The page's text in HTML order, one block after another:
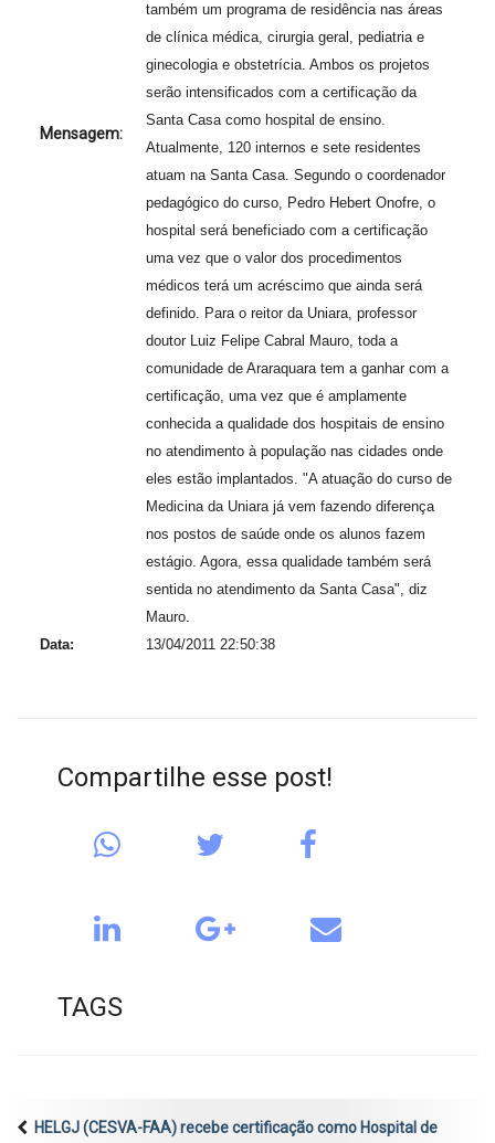
Mensagem:
também um programa de residência nas áreas
de clínica médica, cirurgia geral, pediatria e
ginecologia e obstetrícia. Ambos os projetos
serão intensificados com a certificação da
Santa Casa como hospital de ensino.
Atualmente, 120 internos e sete residentes
atuam na Santa Casa. Segundo o coordenador
pedagógico do curso, Pedro Hebert Onofre, o
hospital será beneficiado com a certificação
uma vez que o valor dos procedimentos
médicos terá um acréscimo que ainda será
definido. Para o reitor da Uniara, professor
doutor Luiz Felipe Cabral Mauro, toda a
comunidade de Araraquara tem a ganhar com a
certificação, uma vez que é amplamente
conhecida a qualidade dos hospitais de ensino
no atendimento à população nas cidades onde
eles estão implantados. "A atuação do curso de
Medicina da Uniara já vem fazendo diferença
nos postos de saúde onde os alunos fazem
estágio. Agora, essa qualidade também será
sentida no atendimento da Santa Casa", diz
Mauro.
Data:
13/04/2011 22:50:38
Compartilhe esse post!
TAGS
HELGJ (CESVA-FAA) recebe certificação como Hospital de